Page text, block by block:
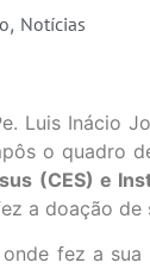
, Notícias
Luis Inácio
o quadro
(CES) e
a doação
onde fez a